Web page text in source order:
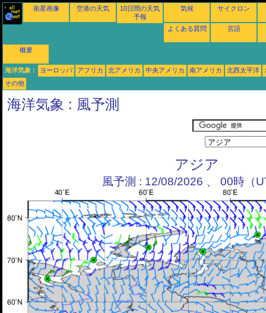
衛星画像 空港の天気
10日間の天気
予報
気候 サイクロン
よくある質問 言語
概要
海洋気象 : ヨーロッパ アフリカ 北アメリカ 中央アメリカ 南アメリカ 北西太平洋
その他
海洋気象 : 風予測
アジア
風予測 : 12/08/2026 、 00時（